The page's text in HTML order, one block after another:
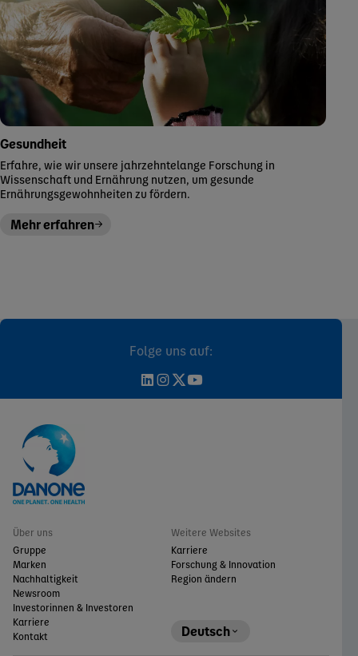
Gesundheit
Erfahre, wie wir unsere jahrzehntelange Forschung in
Wissenschaft und Ernährung nutzen, um gesunde
Ernährungsgewohnheiten zu fördern.
Mehr erfahren
Folge uns auf:
Über uns
Gruppe
Marken
Nachhaltigkeit
Newsroom
Investorinnen & Investoren
Karriere
Kontakt
Weitere Websites
Karriere
Forschung & Innovation
Region ändern
Deutsch